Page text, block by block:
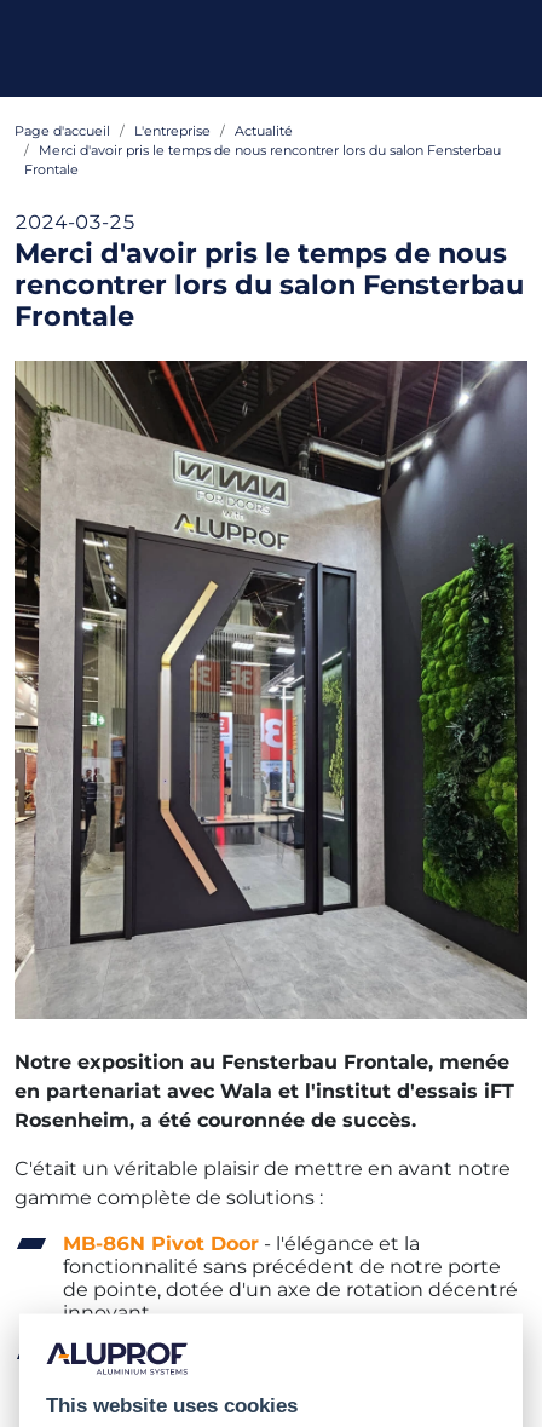
Page d'accueil L'entreprise
Actualité
Merci d'avoir pris le temps de nous rencontrer lors du salon Fensterbau
Frontale
2024-03-25
Merci d'avoir pris le temps de nous
rencontrer lors du salon Fensterbau
Frontale
Notre exposition au Fensterbau Frontale, menée
en partenariat avec Wala et l'institut d'essais iFT
Rosenheim, a été couronnée de succès.
C'était un véritable plaisir de mettre en avant notre
gamme complète de solutions :
MB-86N Pivot Door - l'élégance et la
fonctionnalité sans précédent de notre porte
de pointe, dotée d'un axe de rotation décentré
innovant.
SkyTwin- la fusion entre un volet roulant
externe et un screen dans un produit
révolutionnaire unique.
This website uses cookies